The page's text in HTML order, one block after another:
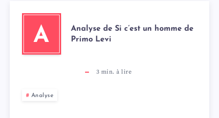
A
Analyse de Si c’est un homme de
Primo Levi
3 min. à lire
Analyse